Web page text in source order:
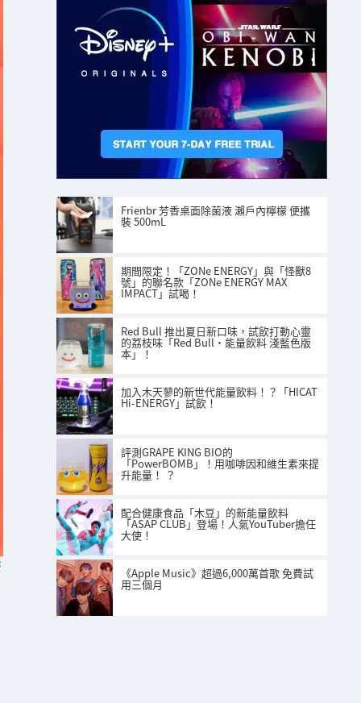
Frienbr 芳香桌面除菌液 瀨戶內檸檬 便攜
裝 500mL
期間限定！「ZONe ENERGY」與「怪獸8
號」的聯名款「ZONe ENERGY MAX
IMPACT」試喝！
Red Bull 推出夏日新口味，試飲打動心靈
的荔枝味「Red Bull・能量飲料 淺藍色版
本」！
加入木天蓼的新世代能量飲料！？「HICAT
Hi-ENERGY」試飲！
評測GRAPE KING BIO的
「PowerBOMB」！用咖啡因和維生素來提
升能量！ ？
配合健康食品「木豆」的新能量飲料
「ASAP CLUB」登場！人氣YouTuber擔任
大使！
《Apple Music》超過6,000萬首歌 免費試
用三個月